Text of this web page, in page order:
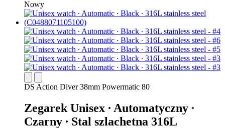
Nowy
DS Action Diver 38mm Powermatic 80
Zegarek Unisex ∙ Automatyczny ∙
Czarny ∙ Stal szlachetna 316L